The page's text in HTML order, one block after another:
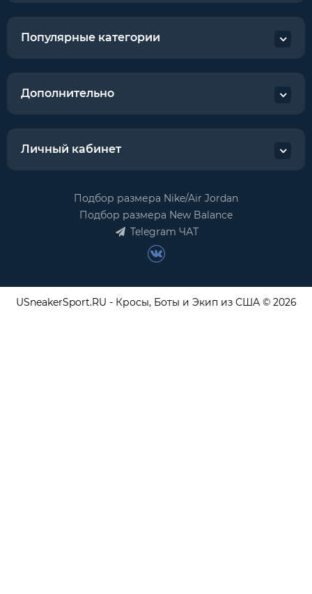
Популярные категории
Дополнительно
Личный кабинет
Подбор размера Nike/Air Jordan
Подбор размера New Balance
Telegram ЧАТ
USneakerSport.RU - Кросы, Боты и Экип из США © 2026